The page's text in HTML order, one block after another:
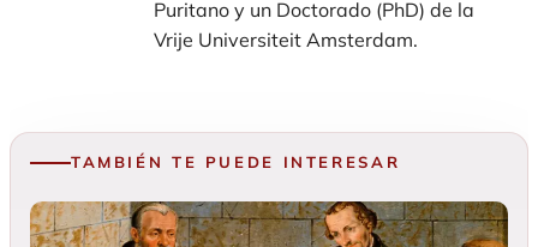
Puritano y un Doctorado (PhD) de la
Vrije Universiteit Amsterdam.
TAMBIÉN TE PUEDE INTERESAR